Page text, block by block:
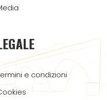
e condizioni